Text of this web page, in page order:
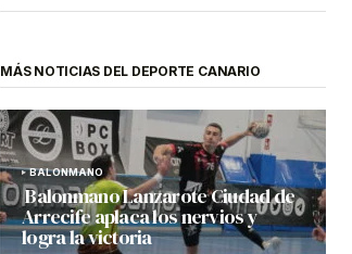
MÁS NOTICIAS DEL DEPORTE CANARIO
BALONMANO
Balonmano Lanzarote Ciudad de
Arrecife aplaca los nervios y
logra la victoria